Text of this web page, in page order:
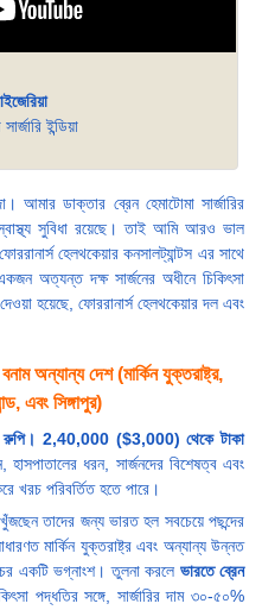
ইন্ডিয়া
আমার ডাক্তার ব্রেন হেমাটোমা সার্জারির
স্বাস্থ্য সুবিধা রয়েছে। তাই আমি আরও ভাল
হেলথকেয়ার কনসালট্যান্টস এর সাথে
অত্যন্ত দক্ষ সার্জনের অধীনে চিকিৎসা
হয়েছে, ফোররানার্স হেলথকেয়ার দল এবং
অন্যান্য দেশ (মার্কিন যুক্তরাষ্ট্র,
এবং সিঙ্গাপুর)
রুপি। 2,40,000 ($3,000) থেকে টাকা
হাসপাতালের ধরন, সার্জনদের বিশেষত্ব এবং
খরচ পরিবর্তিত হতে পারে।
তাদের জন্য ভারত হল সবচেয়ে পছন্দের
মার্কিন যুক্তরাষ্ট্র এবং অন্যান্য উন্নত
একটি ভগ্নাংশ। তুলনা করলে ভারতে ব্রেন
পদ্ধতির সঙ্গে, সার্জারির দাম ৩০-৫০%